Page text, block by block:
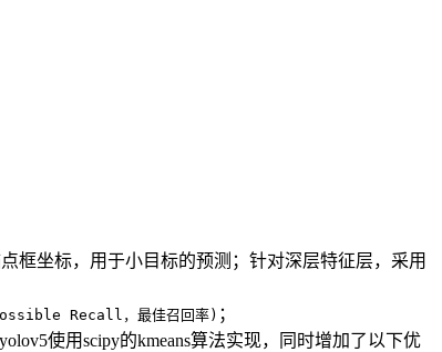
框坐标，用于小目标的预测；针对深层特征层，采用
Recall，最佳召回率) ；
使用scipy的kmeans算法实现，同时增加了以下优